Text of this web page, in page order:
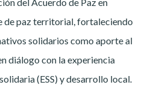
de paz territorial, fortaleciendo
solidarios como aporte al
diálogo con la experiencia
(ESS) y desarrollo local.